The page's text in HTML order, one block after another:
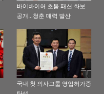
바이바이허 초봄 패션 화보
공개...청춘 매력 발산
국내 첫 의사그룹 영업허가증